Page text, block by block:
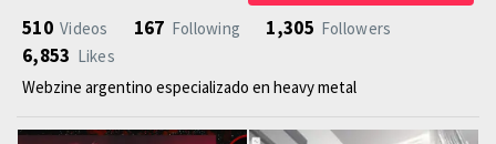
510 Videos 167 Following 1,305 Followers
6,853 Likes
Webzine argentino especializado en heavy metal